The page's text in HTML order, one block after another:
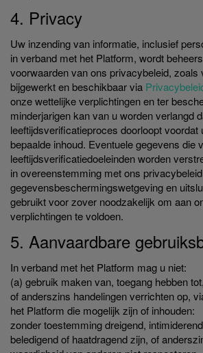
4. Privacy
Uw inzending van informatie, inclusief
in verband met het Platform, wordt
voorwaarden van ons privacybeleid, zoals
bijgewerkt en beschikbaar via
onze wettelijke verplichtingen en ter
minderjarigen kan van u worden verlangd
leeftijdsverificatieproces doorloopt voordat
bepaalde inhoud. Eventuele gegevens die
leeftijdsverificatiedoeleinden worden
in overeenstemming met ons
gegevensbeschermingswetgeving en
gebruikt voor zover noodzakelijk om aan
verplichtingen te voldoen.
5. Aanvaardbare
In verband met het Platform mag u niet:
(a) gebruik maken van, toegang hebben
of anderszins handelingen verrichten op,
het Platform die mogelijk zijn of inhouden:
zonder toestemming dreigend,
beledigend of haatdragend zijn, of